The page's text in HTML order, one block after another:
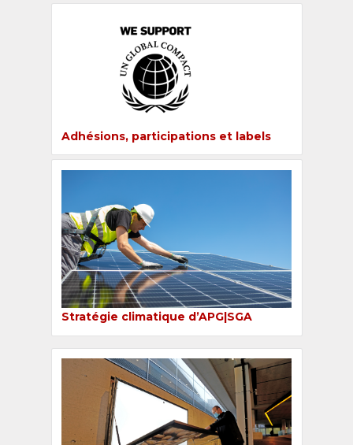
Adhésions, participations et labels
Stratégie climatique d’APG|SGA